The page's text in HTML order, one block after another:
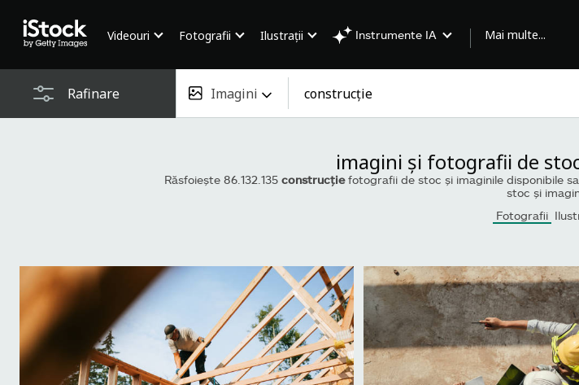
Videouri Fotografii Ilustrații Instrumente IA Mai multe...
Rafinare Imagini
Vectori
Videouri
imagini și fotografii de
Răsfoiește 86.132.135 construcţiefotografii de stoc și imaginile disponibile
stoc și
Fotografii